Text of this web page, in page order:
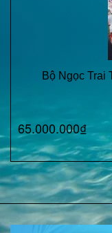
Bộ Ngọc Trai
65.000.000₫